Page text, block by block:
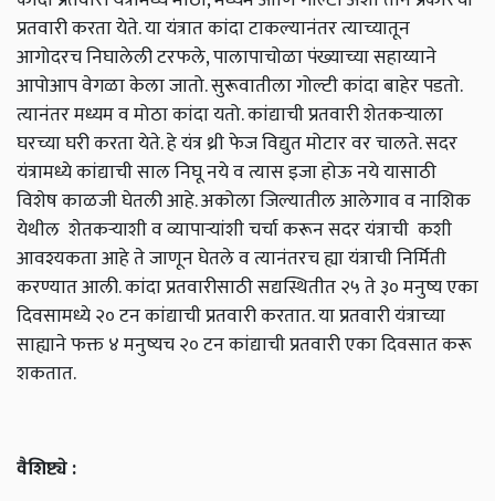
प्रतवारी करता येते. या यंत्रात कांदा टाकल्यानंतर त्याच्यातून
आगोदरच निघालेली टरफले, पालापाचोळा पंख्याच्या सहाय्याने
आपोआप वेगळा केला जातो. सुरूवातीला गोल्टी कांदा बाहेर पडतो.
त्यानंतर मध्यम व मोठा कांदा यतो. कांद्याची प्रतवारी शेतकऱ्याला
घरच्या घरी करता येते. हे यंत्र थ्री फेज विद्युत मोटार वर चालते. सदर
यंत्रामध्ये कांद्याची साल निघू नये व त्यास इजा होऊ नये यासाठी
विशेष काळजी घेतली आहे. अकोला जिल्यातील आलेगाव व नाशिक
येथील शेतकऱ्याशी व व्यापाऱ्यांशी चर्चा करून सदर यंत्राची कशी
आवश्यकता आहे ते जाणून घेतले व त्यानंतरच ह्या यंत्राची निर्मिती
करण्यात आली. कांदा प्रतवारीसाठी सद्यस्थितीत २५ ते ३० मनुष्य एका
दिवसामध्ये २० टन कांद्याची प्रतवारी करतात. या प्रतवारी यंत्राच्या
साह्याने फक्त ४ मनुष्यच २० टन कांद्याची प्रतवारी एका दिवसात करू
शकतात.
वैशिष्ट्ये :